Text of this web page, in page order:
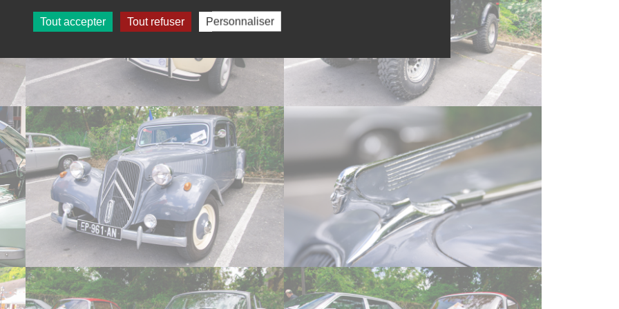
Tout accepter Tout refuser Personnaliser